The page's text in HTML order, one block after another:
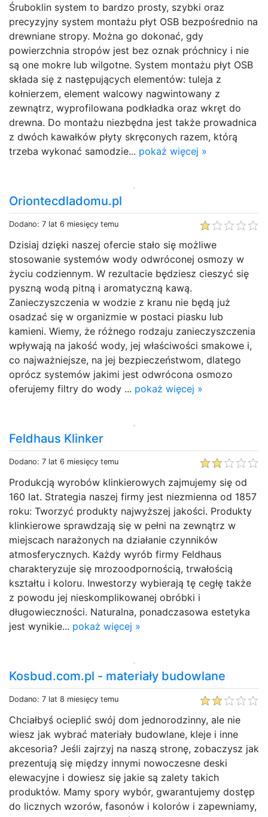
Śruboklin system to bardzo prosty, szybki oraz
precyzyjny system montażu płyt OSB bezpośrednio na
drewniane stropy. Można go dokonać, gdy
powierzchnia stropów jest bez oznak próchnicy i nie
są one mokre lub wilgotne. System montażu płyt OSB
składa się z następujących elementów: tuleja z
kołnierzem, element walcowy nagwintowany z
zewnątrz, wyprofilowana podkładka oraz wkręt do
drewna. Do montażu niezbędna jest także prowadnica
z dwóch kawałków płyty skręconych razem, którą
trzeba wykonać samodzie... pokaż więcej »
Oriontecdladomu.pl
Dodano: 7 lat 6 miesięcy temu
Dzisiaj dzięki naszej ofercie stało się możliwe
stosowanie systemów wody odwróconej osmozy w
życiu codziennym. W rezultacie będziesz cieszyć się
pyszną wodą pitną i aromatyczną kawą.
Zanieczyszczenia w wodzie z kranu nie będą już
osadzać się w organizmie w postaci piasku lub
kamieni. Wiemy, że różnego rodzaju zanieczyszczenia
wpływają na jakość wody, jej właściwości smakowe i,
co najważniejsze, na jej bezpieczeństwom, dlatego
oprócz systemów jakimi jest odwrócona osmozo
oferujemy filtry do wody ... pokaż więcej »
Feldhaus Klinker
Dodano: 7 lat 6 miesięcy temu
Produkcją wyrobów klinkierowych zajmujemy się od
160 lat. Strategia naszej firmy jest niezmienna od 1857
roku: Tworzyć produkty najwyższej jakości. Produkty
klinkierowe sprawdzają się w pełni na zewnątrz w
miejscach narażonych na działanie czynników
atmosferycznych. Każdy wyrób firmy Feldhaus
charakteryzuje się mrozoodpornością, trwałością
kształtu i koloru. Inwestorzy wybierają tę cegłę także
z powodu jej nieskomplikowanej obróbki i
długowieczności. Naturalna, ponadczasowa estetyka
jest wynikie... pokaż więcej »
Kosbud.com.pl - materiały budowlane
Dodano: 7 lat 8 miesięcy temu
Chciałbyś ocieplić swój dom jednorodzinny, ale nie
wiesz jak wybrać materiały budowlane, kleje i inne
akcesoria? Jeśli zajrzyj na naszą stronę, zobaczysz jak
prezentują się między innymi nowoczesne deski
elewacyjne i dowiesz się jakie są zalety takich
produktów. Mamy spory wybór, gwarantujemy dostęp
do licznych wzorów, fasonów i kolorów i zapewniamy,